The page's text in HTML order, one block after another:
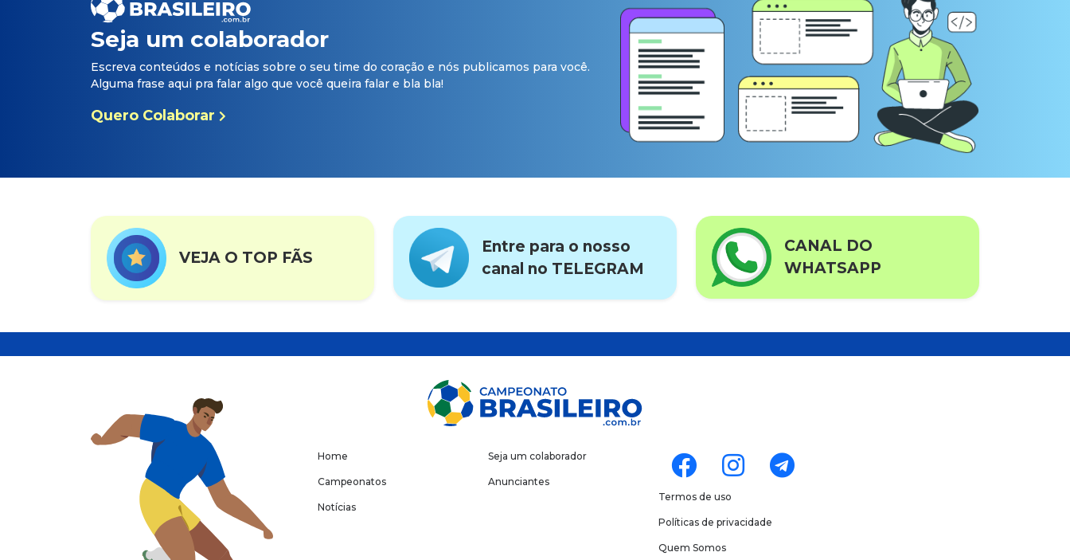
Seja um colaborador
Escreva conteúdos e notícias sobre o seu time do coração e nós publicamos para você.
Alguma frase aqui pra falar algo que você queira falar e bla bla!
Quero Colaborar
VEJA O TOP FÃS
Entre para o nosso
canal no TELEGRAM
CANAL DO
WHATSAPP
Home
Campeonatos
Notícias
Seja um colaborador
Anunciantes
Termos de uso
Políticas de privacidade
Quem Somos